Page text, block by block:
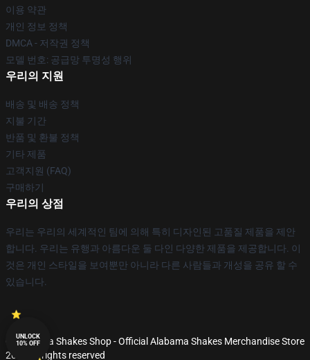
이용 약관
개인 정보 정책
DMCA - 저작권 정책
모델 번호: 공급망 투명성 행위
우리의 지원
배송 및 배송 정책
지불 기간
반품 및 환불 정책
기타 제품
고객지원 (FAQ)
구매하기
우리의 상점
우리는 우리의 세계적인 팀에 의해 특히 디자인된 고품질 제품을 제안
합니다. 우리는 유행과 아름다운 둘 다인 다양한 제품을 제공합니다. 이
것은 개인 스타일을 보여뿐만 아니라 다른 사람들과 개성을 공유 할 수
있습니다.
© Alabama Shakes Shop - Official Alabama Shakes Merchandise Store
2026 all rights reserved
UNLOCK
10% OFF